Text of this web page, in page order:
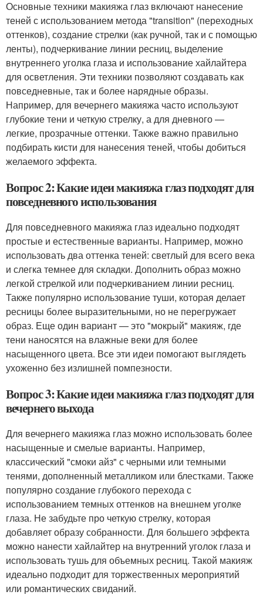
Основные техники макияжа глаз включают нанесение
теней с использованием метода "transition" (переходных
оттенков), создание стрелки (как ручной, так и с помощью
ленты), подчеркивание линии ресниц, выделение
внутреннего уголка глаза и использование хайлайтера
для осветления. Эти техники позволяют создавать как
повседневные, так и более нарядные образы.
Например, для вечернего макияжа часто используют
глубокие тени и четкую стрелку, а для дневного —
легкие, прозрачные оттенки. Также важно правильно
подбирать кисти для нанесения теней, чтобы добиться
желаемого эффекта.
Вопрос 2: Какие идеи макияжа глаз подходят для
повседневного использования
Для повседневного макияжа глаз идеально подходят
простые и естественные варианты. Например, можно
использовать два оттенка теней: светлый для всего века
и слегка темнее для складки. Дополнить образ можно
легкой стрелкой или подчеркиванием линии ресниц.
Также популярно использование туши, которая делает
ресницы более выразительными, но не перегружает
образ. Еще один вариант — это "мокрый" макияж, где
тени наносятся на влажные веки для более
насыщенного цвета. Все эти идеи помогают выглядеть
ухоженно без излишней помпезности.
Вопрос 3: Какие идеи макияжа глаз подходят для
вечернего выхода
Для вечернего макияжа глаз можно использовать более
насыщенные и смелые варианты. Например,
классический "смоки айз" с черными или темными
тенями, дополненный металликом или блестками. Также
популярно создание глубокого перехода с
использованием темных оттенков на внешнем уголке
глаза. Не забудьте про четкую стрелку, которая
добавляет образу собранности. Для большего эффекта
можно нанести хайлайтер на внутренний уголок глаза и
использовать тушь для объемных ресниц. Такой макияж
идеально подходит для торжественных мероприятий
или романтических свиданий.